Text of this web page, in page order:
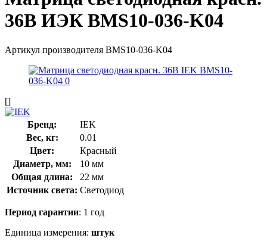
36В ИЭК BMS10-036-K04
Артикул производителя BMS10-036-K04
[]
Бренд:
IEK
Вес, кг:
0.01
Цвет:
Красный
Диаметр, мм:
10 мм
Общая длина:
22 мм
Источник света: Светодиод
Период гарантии: 1 год
Единица измерения: штук